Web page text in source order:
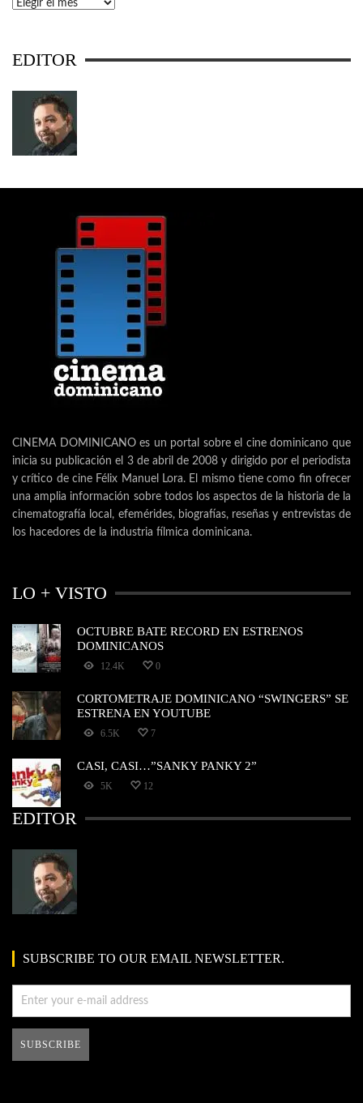
Archivos
EDITOR
CINEMA DOMINICANO es un portal sobre el cine dominicano que
inicia su publicación el 3 de abril de 2008 y dirigido por el periodista
y crítico de cine Félix Manuel Lora. El mismo tiene como fin ofrecer
una amplia información sobre todos los aspectos de la historia de la
cinematografía local, efemérides, biografías, reseñas y entrevistas de
los hacedores de la industria fílmica dominicana.
LO + VISTO
OCTUBRE BATE RECORD EN ESTRENOS
DOMINICANOS
12.4K 0
CORTOMETRAJE DOMINICANO “SWINGERS” SE
ESTRENA EN YOUTUBE
6.5K 7
CASI, CASI…”SANKY PANKY 2”
5K 12
EDITOR
SUBSCRIBE TO OUR EMAIL NEWSLETTER.